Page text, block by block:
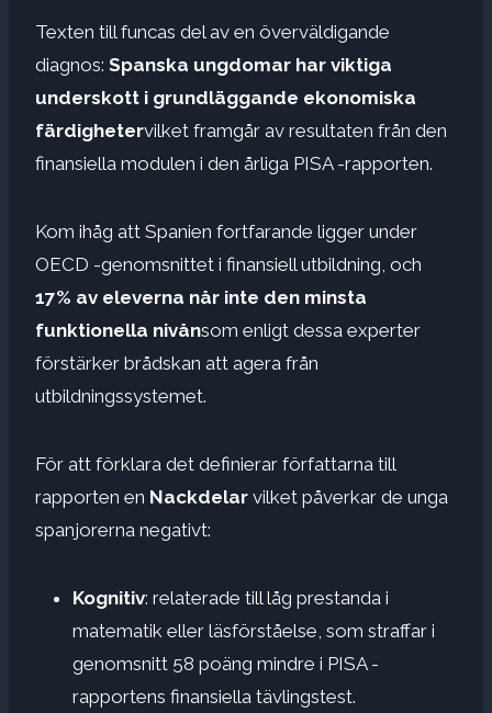
Texten till funcas del av en överväldigande
diagnos: Spanska ungdomar har viktiga
underskott i grundläggande ekonomiska
färdighetervilket framgår av resultaten från den
finansiella modulen i den årliga PISA -rapporten.
Kom ihåg att Spanien fortfarande ligger under
OECD -genomsnittet i finansiell utbildning, och
17% av eleverna når inte den minsta
funktionella nivånsom enligt dessa experter
förstärker brådskan att agera från
utbildningssystemet.
För att förklara det definierar författarna till
rapporten en Nackdelar vilket påverkar de unga
spanjorerna negativt:
Kognitiv: relaterade till låg prestanda i
matematik eller läsförståelse, som straffar i
genomsnitt 58 poäng mindre i PISA -
rapportens finansiella tävlingstest.